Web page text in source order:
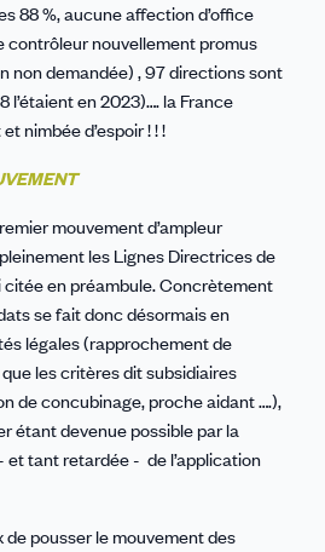
88 %, aucune affection d’office
contrôleur nouvellement promus
non demandée) , 97 directions sont
l’étaient en 2023)…. la France
nimbée d’espoir ! ! !
mouvement d’ampleur
les Lignes Directrices de
citée en préambule. Concrètement
se fait donc désormais en
légales (rapprochement de
les critères dit subsidiaires
de concubinage, proche aidant ….),
étant devenue possible par la
tant retardée - de l’application
de pousser le mouvement des